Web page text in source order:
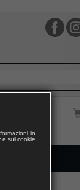
in
e sui cookie